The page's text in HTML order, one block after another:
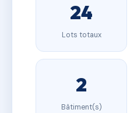
24
Lots totaux
2
Bâtiment(s)